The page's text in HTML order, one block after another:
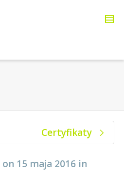
Certyfikaty
on 15 maja 2016 in